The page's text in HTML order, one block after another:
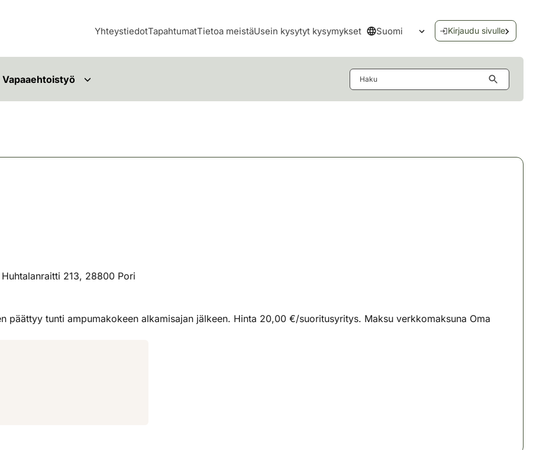
YhteystiedotTapahtumatTietoa meistäUsein kysytyt kysymykset Suomi
Avaa kielivalikko
Kirjaudu sivulle
Vapaaehtoistyö
213, 28800 Pori
päättyy tunti ampumakokeen alkamisajan jälkeen. Hinta 20,00 €/suoritusyritys. Maksu verkkomaksuna Oma